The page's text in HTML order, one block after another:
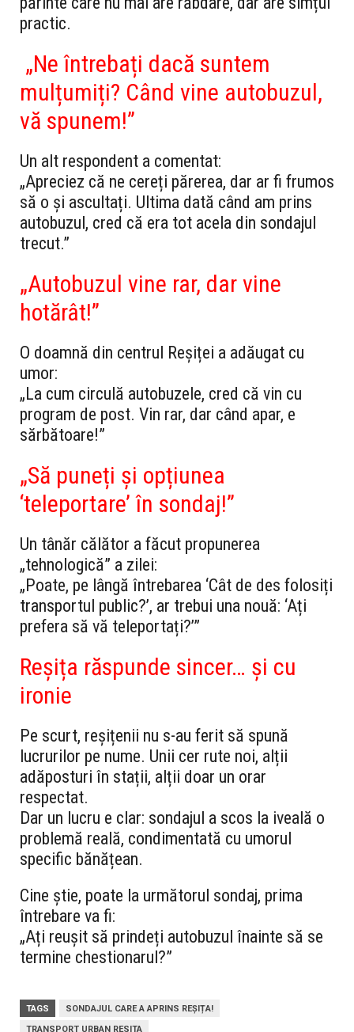
practic.
„Ne întrebați dacă suntem
mulțumiți? Când vine autobuzul,
vă spunem!”
Un alt respondent a comentat:
„Apreciez că ne cereți părerea, dar ar fi frumos
să o și ascultați. Ultima dată când am prins
autobuzul, cred că era tot acela din sondajul
trecut.”
„Autobuzul vine rar, dar vine
hotărât!”
O doamnă din centrul Reșiței a adăugat cu
umor:
„La cum circulă autobuzele, cred că vin cu
program de post. Vin rar, dar când apar, e
sărbătoare!”
„Să puneți și opțiunea
‘teleportare’ în sondaj!”
Un tânăr călător a făcut propunerea
„tehnologică” a zilei:
„Poate, pe lângă întrebarea ‘Cât de des folosiți
transportul public?’, ar trebui una nouă: ‘Ați
prefera să vă teleportați?’”
Reșița răspunde sincer… și cu
ironie
Pe scurt, reșițenii nu s-au ferit să spună
lucrurilor pe nume. Unii cer rute noi, alții
adăposturi în stații, alții doar un orar
respectat.
Dar un lucru e clar: sondajul a scos la iveală o
problemă reală, condimentată cu umorul
specific bănățean.
Cine știe, poate la următorul sondaj, prima
întrebare va fi:
„Ați reușit să prindeți autobuzul înainte să se
termine chestionarul?”
TAGS
SONDAJUL CARE A APRINS REȘIȚA!
TRANSPORT URBAN RESITA